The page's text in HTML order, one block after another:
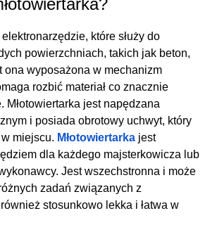
elektronarzędzie, które służy do
powierzchniach, takich jak beton,
ona wyposażona w mechanizm
rozbić materiał co znacznie
Młotowiertarka jest napędzana
i posiada obrotowy uchwyt, który
miejscu. Młotowiertarkajest
dla każdego majsterkowicza lub
Jest wszechstronna i może
zadań związanych z
stosunkowo lekka i łatwa w